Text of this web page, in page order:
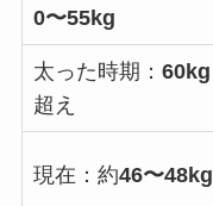
0〜55kg
太った時期： 60kg
超え
現在：約46〜48kg